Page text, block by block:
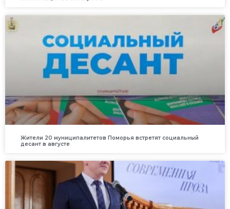
Жители 20 муниципалитетов Поморья встретят социальный
десант в августе